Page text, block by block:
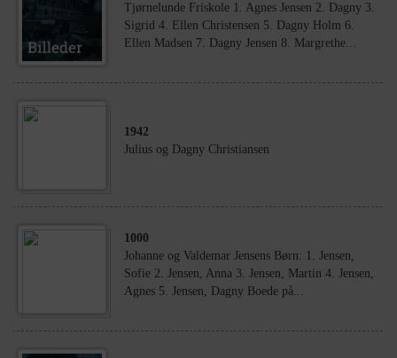
Tjørnelunde Friskole 1. Agnes Jensen 2. Dagny 3.
Sigrid 4. Ellen Christensen 5. Dagny Holm 6.
Ellen Madsen 7. Dagny Jensen 8. Margrethe...
1942
Julius og Dagny Christiansen
1000
Johanne og Valdemar Jensens Børn: 1. Jensen,
Sofie 2. Jensen, Anna 3. Jensen, Martin 4. Jensen,
Agnes 5. Jensen, Dagny Boede på...